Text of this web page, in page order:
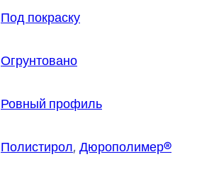
Под покраску
Огрунтовано
Ровный профиль
Полистирол, Дюрополимер®